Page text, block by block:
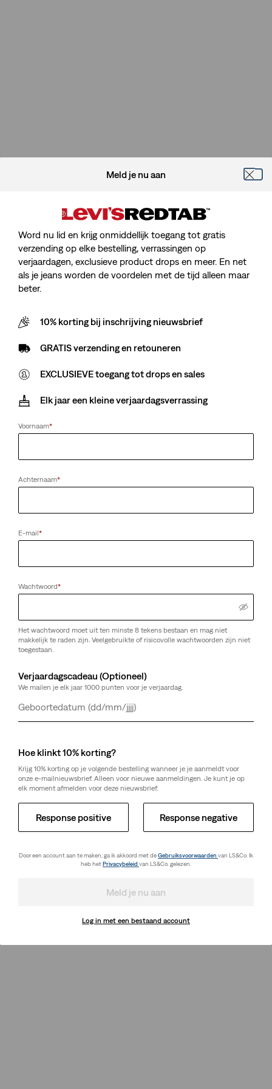
Meld je nu aan
Word nu lid en krijg onmiddellijk toegang tot gratis
verzending op elke bestelling, verrassingen op
verjaardagen, exclusieve product drops en meer. En net
als je jeans worden de voordelen met de tijd alleen maar
beter.
10% korting bij inschrijving nieuwsbrief
GRATIS verzending en retouneren
EXCLUSIEVE toegang tot drops en sales
Elk jaar een kleine verjaardagsverrassing
Voornaam*
Achternaam*
E-mail*
Wachtwoord*
Het wachtwoord moet uit ten minste 8 tekens bestaan en mag niet
makkelijk te raden zijn. Veelgebruikte of risicovolle wachtwoorden zijn niet
toegestaan.
Verjaardagscadeau (Optioneel)
We mailen je elk jaar 1000 punten voor je verjaardag.
Dag
Maand
Jaar
Hoe klinkt 10% korting?
Krijg 10% korting op je volgende bestelling wanneer je je aanmeldt voor
onze e-mailnieuwsbrief. Alleen voor nieuwe aanmeldingen. Je kunt je op
elk moment afmelden voor deze nieuwsbrief.
Response positive Response negative
Door een account aan te maken, ga ik akkoord met deGebruiksvoorwaarden van LS&Co. Ik
heb hetPrivacybeleid van LS&Co. gelezen.
Meld je nu aan
Log in met een bestaand account